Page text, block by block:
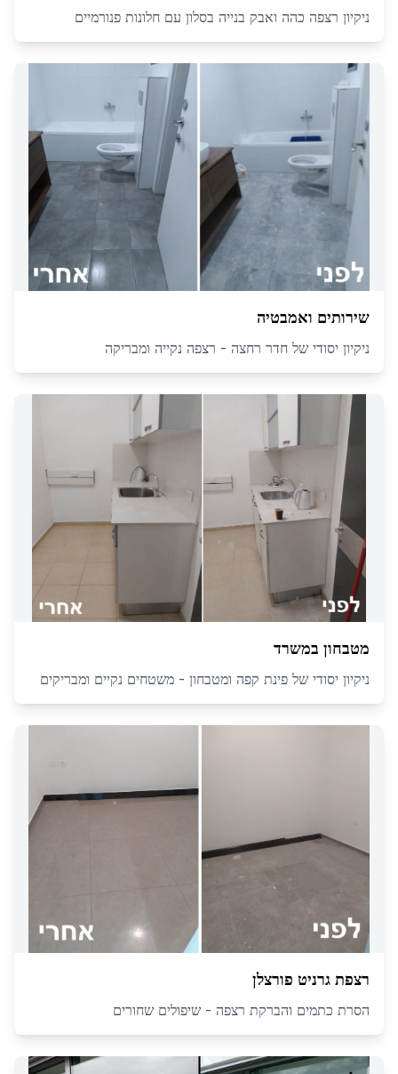
ניקיון רצפה כהה ואבק בנייה בסלון עם חלונות פנורמיים
שירותים ואמבטיה
ניקיון יסודי של חדר רחצה - רצפה נקייה ומבריקה
מטבחון במשרד
ניקיון יסודי של פינת קפה ומטבחון - משטחים נקיים ומבריקים
רצפת גרניט פורצלן
הסרת כתמים והברקת רצפה - שיפולים שחורים